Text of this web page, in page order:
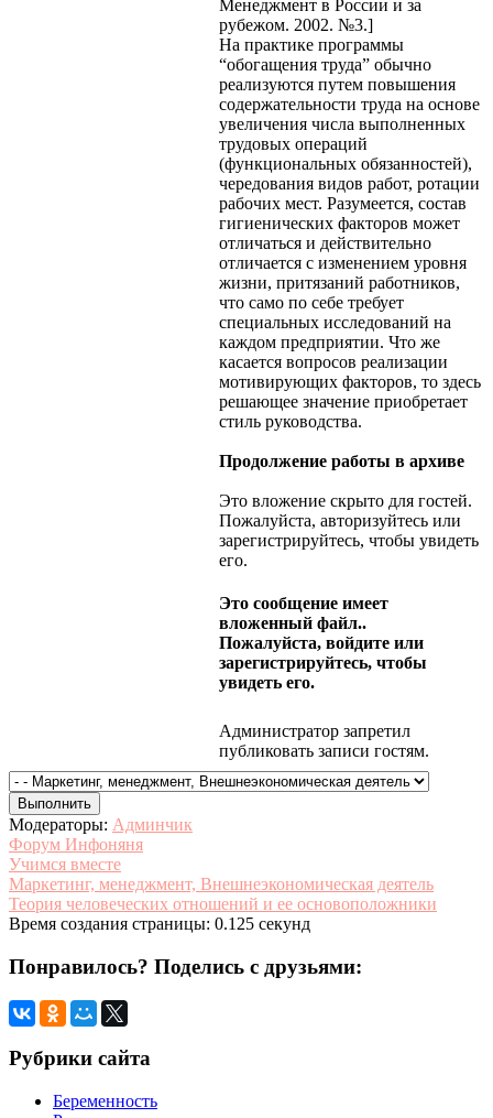
Менеджмент в России и за
рубежом. 2002. №3.]
На практике программы
“обогащения труда” обычно
реализуются путем повышения
содержательности труда на основе
увеличения числа выполненных
трудовых операций
(функциональных обязанностей),
чередования видов работ, ротации
рабочих мест. Разумеется, состав
гигиенических факторов может
отличаться и действительно
отличается с изменением уровня
жизни, притязаний работников,
что само по себе требует
специальных исследований на
каждом предприятии. Что же
касается вопросов реализации
мотивирующих факторов, то здесь
решающее значение приобретает
стиль руководства.
Продолжение работы в архиве
Это вложение скрыто для гостей.
Пожалуйста, авторизуйтесь или
зарегистрируйтесь, чтобы увидеть
его.
Это сообщение имеет
вложенный файл..
Пожалуйста, войдите или
зарегистрируйтесь, чтобы
увидеть его.
Администратор запретил
публиковать записи гостям.
Модераторы: Админчик
Форум Инфоняня
Учимся вместе
Маркетинг, менеджмент, Внешнеэкономическая деятель
Теория человеческих отношений и ее основоположники
Время создания страницы: 0.125 секунд
Понравилось? Поделись с друзьями:
Рубрики сайта
Беременность